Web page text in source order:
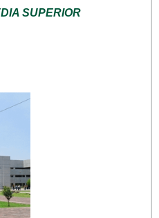
SUPERIOR